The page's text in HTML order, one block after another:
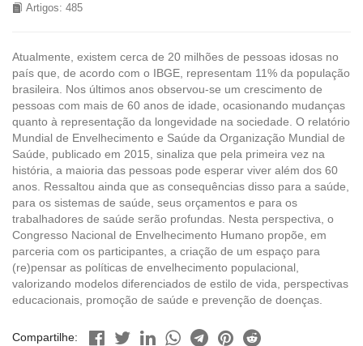
Artigos: 485
Atualmente, existem cerca de 20 milhões de pessoas idosas no
país que, de acordo com o IBGE, representam 11% da população
brasileira. Nos últimos anos observou-se um crescimento de
pessoas com mais de 60 anos de idade, ocasionando mudanças
quanto à representação da longevidade na sociedade. O relatório
Mundial de Envelhecimento e Saúde da Organização Mundial de
Saúde, publicado em 2015, sinaliza que pela primeira vez na
história, a maioria das pessoas pode esperar viver além dos 60
anos. Ressaltou ainda que as consequências disso para a saúde,
para os sistemas de saúde, seus orçamentos e para os
trabalhadores de saúde serão profundas. Nesta perspectiva, o
Congresso Nacional de Envelhecimento Humano propõe, em
parceria com os participantes, a criação de um espaço para
(re)pensar as políticas de envelhecimento populacional,
valorizando modelos diferenciados de estilo de vida, perspectivas
educacionais, promoção de saúde e prevenção de doenças.
Compartilhe: